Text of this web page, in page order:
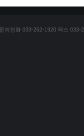
의전화 033-262-1920 팩스 033-